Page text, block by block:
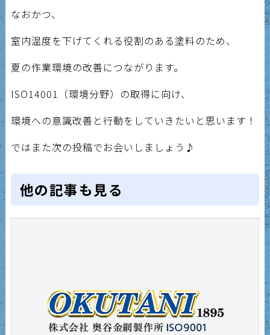
なおかつ、
室内温度を下げてくれる役割のある塗料のため、
夏の作業環境の改善につながります。
ISO14001（環境分野）の取得に向け、
環境への意識改善と行動をしていきたいと思います！
ではまた次の投稿でお会いしましょう♪
他の記事も見る